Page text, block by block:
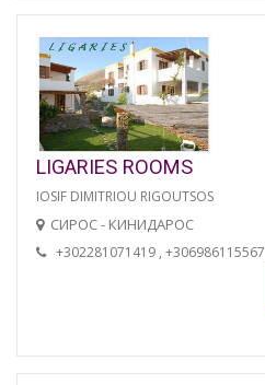
LIGARIES ROOMS
IOSIF DIMITRIOU RIGOUTSOS
СИРОС - КИНИДАРОС
+302281071419 , +306986115567